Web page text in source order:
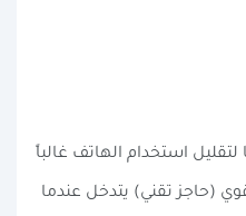
لتقليل استخدام الهاتف غالباً
(حاجز تقني) يتدخل عندما